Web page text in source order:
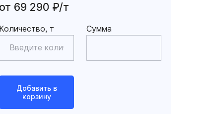
от 69 290 ₽/т
Количество, т Сумма
Добавить в
корзину